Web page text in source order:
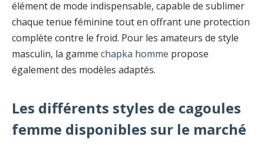
élément de mode indispensable, capable de sublimer
chaque tenue féminine tout en offrant une protection
complète contre le froid. Pour les amateurs de style
masculin, la gamme chapka homme propose
également des modèles adaptés.
Les différents styles de cagoules
femme disponibles sur le marché